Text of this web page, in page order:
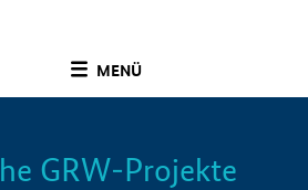
MENÜ
Info
GRW-Projekte